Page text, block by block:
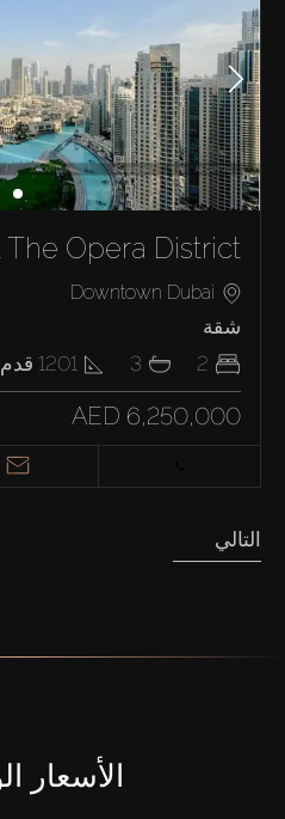
The Opera District
Downtown Dubai
شقة
2
3
1201
AED 6,250,000
التالي
الأسعار